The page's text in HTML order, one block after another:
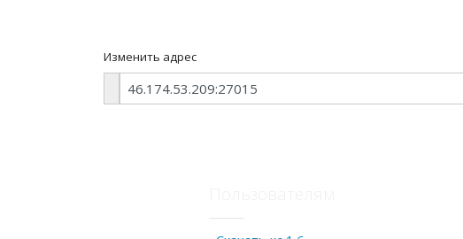
Изменить адрес